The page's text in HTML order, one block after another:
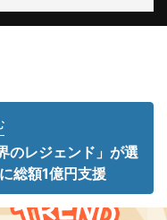
のレジェンド」が選
総額1億円支援